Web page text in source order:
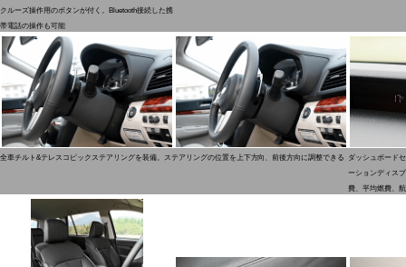
クルーズ操作用のボタンが付く。Bluetooth接続した携
帯電話の操作も可能
全車チルト&テレスコピックステアリングを装備。ステアリングの位置を上下方向、前後方向に調整できる
ダッシュボード
ーションディス
費、平均燃費、